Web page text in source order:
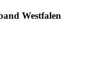
Westfalen